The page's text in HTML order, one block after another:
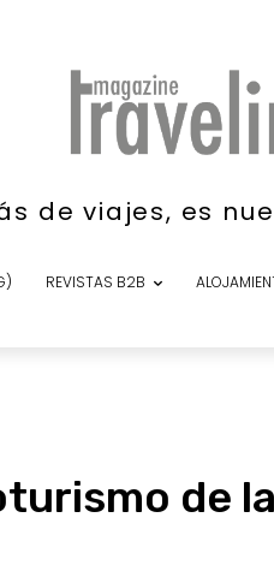
de viajes, es
REVISTAS B2B
de la